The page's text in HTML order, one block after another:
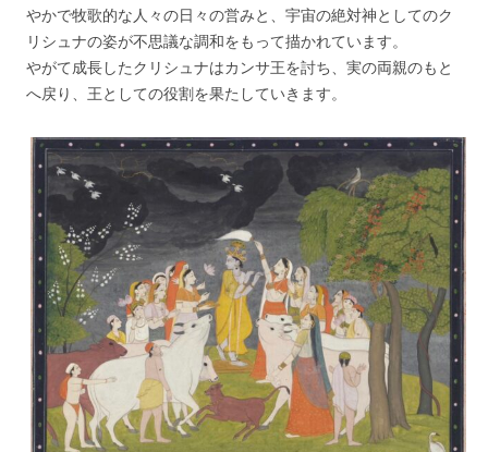
やかで牧歌的な人々の日々の営みと、宇宙の絶対神としてのク
リシュナの姿が不思議な調和をもって描かれています。
やがて成長したクリシュナはカンサ王を討ち、実の両親のもと
へ戻り、王としての役割を果たしていきます。